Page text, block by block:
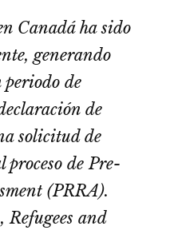
Canadá ha sido
generando
periodo de
de
solicitud de
proceso de Pre-
(PRRA).
and